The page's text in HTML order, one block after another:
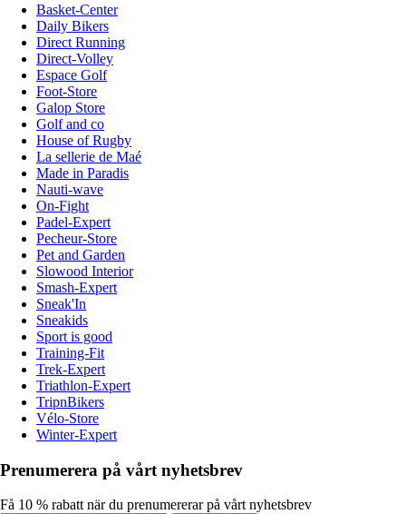
Basket-Center
Daily Bikers
Direct Running
Direct-Volley
Espace Golf
Foot-Store
Galop Store
Golf and co
House of Rugby
La sellerie de Maé
Made in Paradis
Nauti-wave
On-Fight
Padel-Expert
Pecheur-Store
Pet and Garden
Slowood Interior
Smash-Expert
Sneak'In
Sneakids
Sport is good
Training-Fit
Trek-Expert
Triathlon-Expert
TripnBikers
Vélo-Store
Winter-Expert
Prenumerera på vårt nyhetsbrev
Få 10 % rabatt när du prenumererar på vårt nyhetsbrev